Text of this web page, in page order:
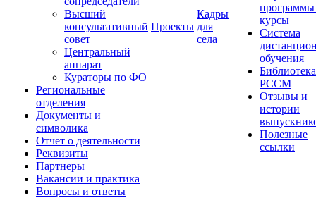
Высший
консультативный
совет
Центральный
аппарат
Кураторы по ФО
Региональные
отделения
Документы и
символика
Отчет о деятельности
Реквизиты
Партнеры
Вакансии и практика
Вопросы и ответы
Проекты
Кадры
для
села
курсы
Система
обучения
Библиотека
РССМ
Отзывы и
истории
Полезные
ссылки